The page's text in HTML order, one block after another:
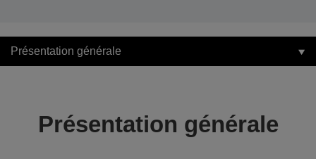
Présentation générale
Présentation générale